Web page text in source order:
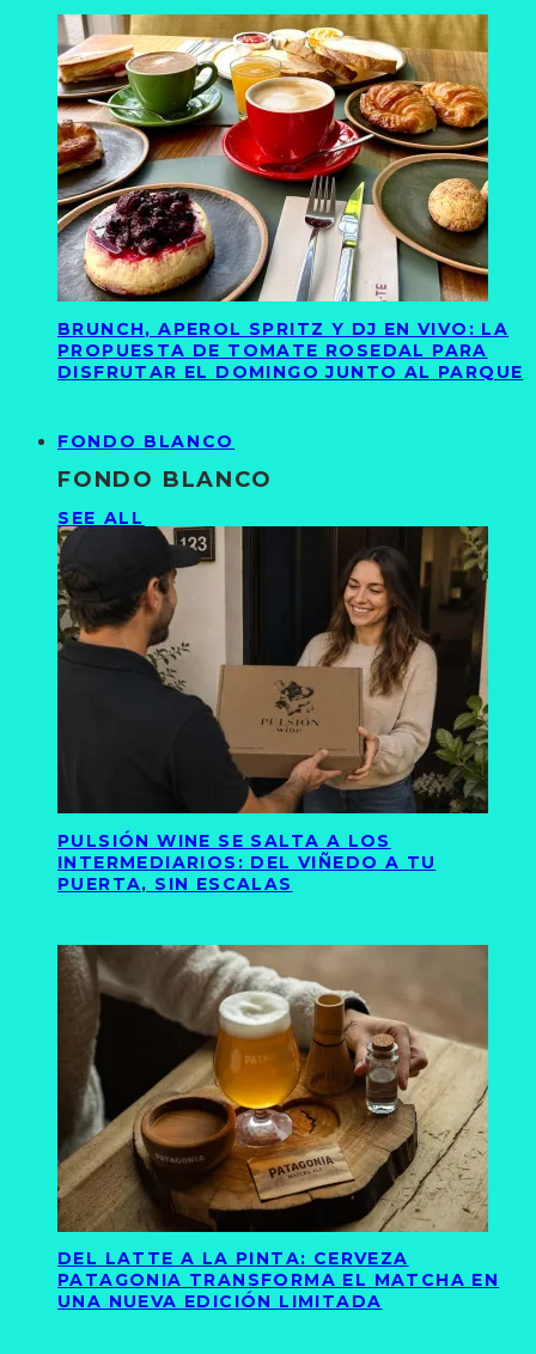
BRUNCH, APEROL SPRITZ Y DJ EN VIVO: LA
PROPUESTA DE TOMATE ROSEDAL PARA
DISFRUTAR EL DOMINGO JUNTO AL PARQUE
FONDO BLANCO
FONDO BLANCO
SEE ALL
PULSIÓN WINE SE SALTA A LOS
INTERMEDIARIOS: DEL VIÑEDO A TU
PUERTA, SIN ESCALAS
DEL LATTE A LA PINTA: CERVEZA
PATAGONIA TRANSFORMA EL MATCHA EN
UNA NUEVA EDICIÓN LIMITADA